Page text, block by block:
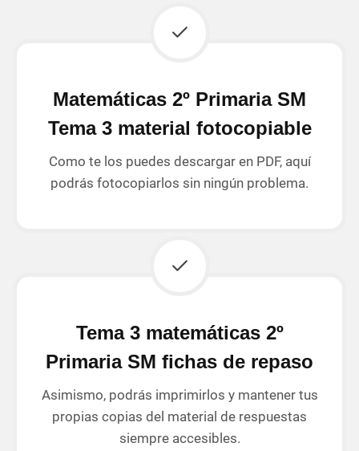
Matemáticas 2º Primaria SM
Tema 3 material fotocopiable
Como te los puedes descargar en PDF, aquí
podrás fotocopiarlos sin ningún problema.
Tema 3 matemáticas 2º
Primaria SM fichas de repaso
Asimismo, podrás imprimirlos y mantener tus
propias copias del material de respuestas
siempre accesibles.